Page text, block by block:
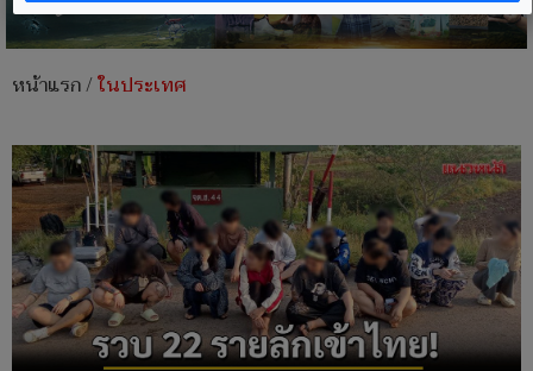
หน้าแรก/ในประเทศ